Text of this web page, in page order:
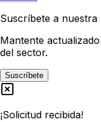
Suscríbete a nuestra
Mantente
del sector.
Suscríbete
¡Solicitud recibida!